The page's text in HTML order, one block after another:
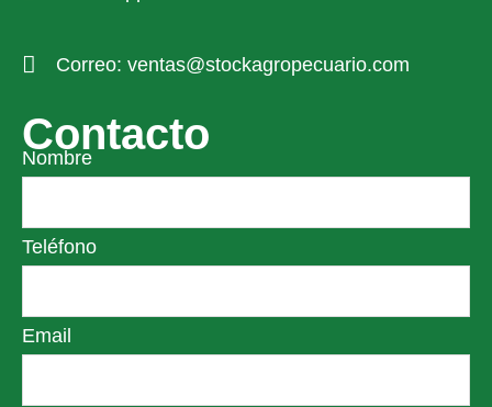
Correo: ventas@stockagropecuario.com
Contacto
Nombre
Teléfono
Email